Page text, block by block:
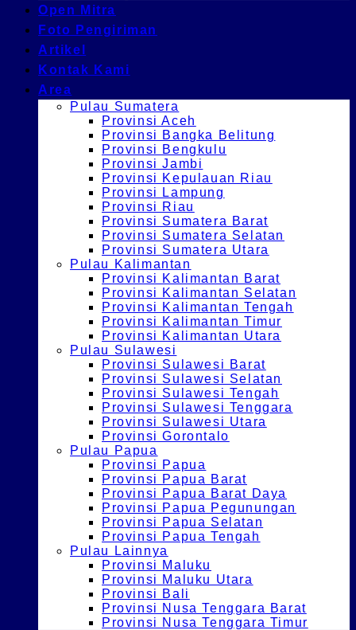
Open Mitra
Foto Pengiriman
Artikel
Kontak Kami
Area
Pulau Sumatera
Provinsi Aceh
Provinsi Bangka Belitung
Provinsi Bengkulu
Provinsi Jambi
Provinsi Kepulauan Riau
Provinsi Lampung
Provinsi Riau
Provinsi Sumatera Barat
Provinsi Sumatera Selatan
Provinsi Sumatera Utara
Pulau Kalimantan
Provinsi Kalimantan Barat
Provinsi Kalimantan Selatan
Provinsi Kalimantan Tengah
Provinsi Kalimantan Timur
Provinsi Kalimantan Utara
Pulau Sulawesi
Provinsi Sulawesi Barat
Provinsi Sulawesi Selatan
Provinsi Sulawesi Tengah
Provinsi Sulawesi Tenggara
Provinsi Sulawesi Utara
Provinsi Gorontalo
Pulau Papua
Provinsi Papua
Provinsi Papua Barat
Provinsi Papua Barat Daya
Provinsi Papua Pegunungan
Provinsi Papua Selatan
Provinsi Papua Tengah
Pulau Lainnya
Provinsi Maluku
Provinsi Maluku Utara
Provinsi Bali
Provinsi Nusa Tenggara Barat
Provinsi Nusa Tenggara Timur